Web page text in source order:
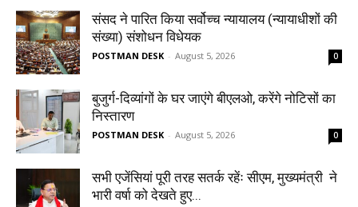
संसद ने पारित किया सर्वोच्च न्यायालय (न्यायाधीशों की
संख्या) संशोधन विधेयक
POSTMAN DESK - August 5, 2026 0
बुजुर्ग-दिव्यांगों के घर जाएंगे बीएलओ, करेंगे नोटिसों का
निस्तारण
POSTMAN DESK - August 5, 2026 0
सभी एजेंसियां पूरी तरह सतर्क रहेंः सीएम, मुख्यमंत्री ने
भारी वर्षा को देखते हुए...